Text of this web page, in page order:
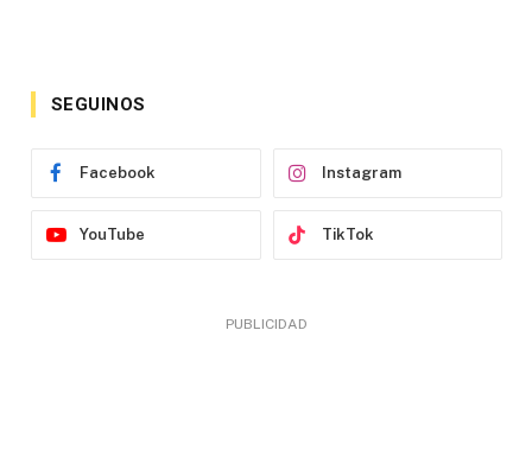
SEGUINOS
Facebook Instagram
YouTube TikTok
PUBLICIDAD